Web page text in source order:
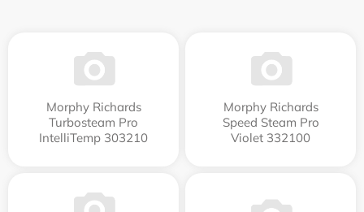
Morphy Richards
Turbosteam Pro
IntelliTemp 303210
Morphy Richards
Speed Steam Pro
Violet 332100